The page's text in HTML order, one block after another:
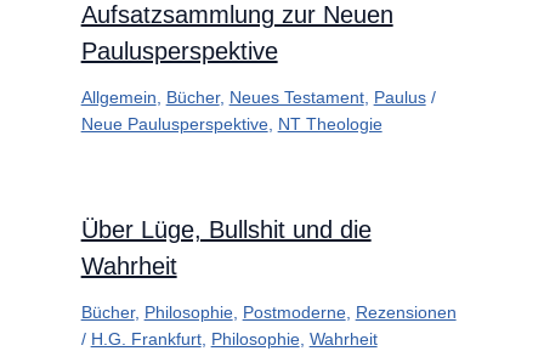
Aufsatzsammlung zur Neuen
Paulusperspektive
Allgemein Bücher, Neues Testament, Paulus/
Neue Paulusperspektive, NT Theologie
Über Lüge, Bullshit und die
Wahrheit
Bücher, Philosophie, Postmoderne, Rezensionen
/ H.G. Frankfurt, Philosophie, Wahrheit